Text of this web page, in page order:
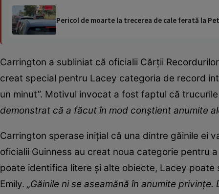
Pericol de moarte la trecerea de cale ferată la
Carrington a subliniat că oficialii Cărții
creat special pentru Lacey categoria de record
un minut”. Motivul invocat a fost faptul că
demonstrat că a făcut în mod conștient anumite
Carrington sperase inițial că una dintre găinile ei
oficialii Guinness au creat noua categorie pentru
poate identifica litere și alte obiecte, Lacey
Emily. „Găinile ni se aseamănă în anumite